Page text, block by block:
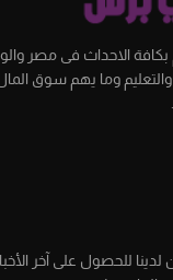
الاحداث فى مصر
والتعليم وما يهم سوق
لدينا للحصول على آخر